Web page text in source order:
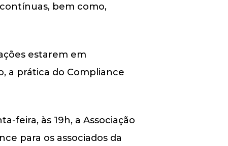
bem como,
estarem em
a prática do Compliance
feira, às 19h, a Associação
para os associados da